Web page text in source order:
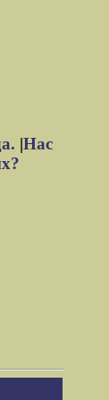
|Нас